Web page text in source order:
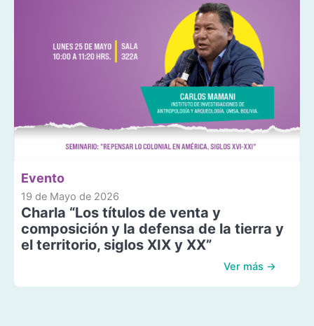
Evento
19 de Mayo de 2026
Charla “Los títulos de venta y
composición y la defensa de la tierra y
el territorio, siglos XIX y XX”
Ver más →